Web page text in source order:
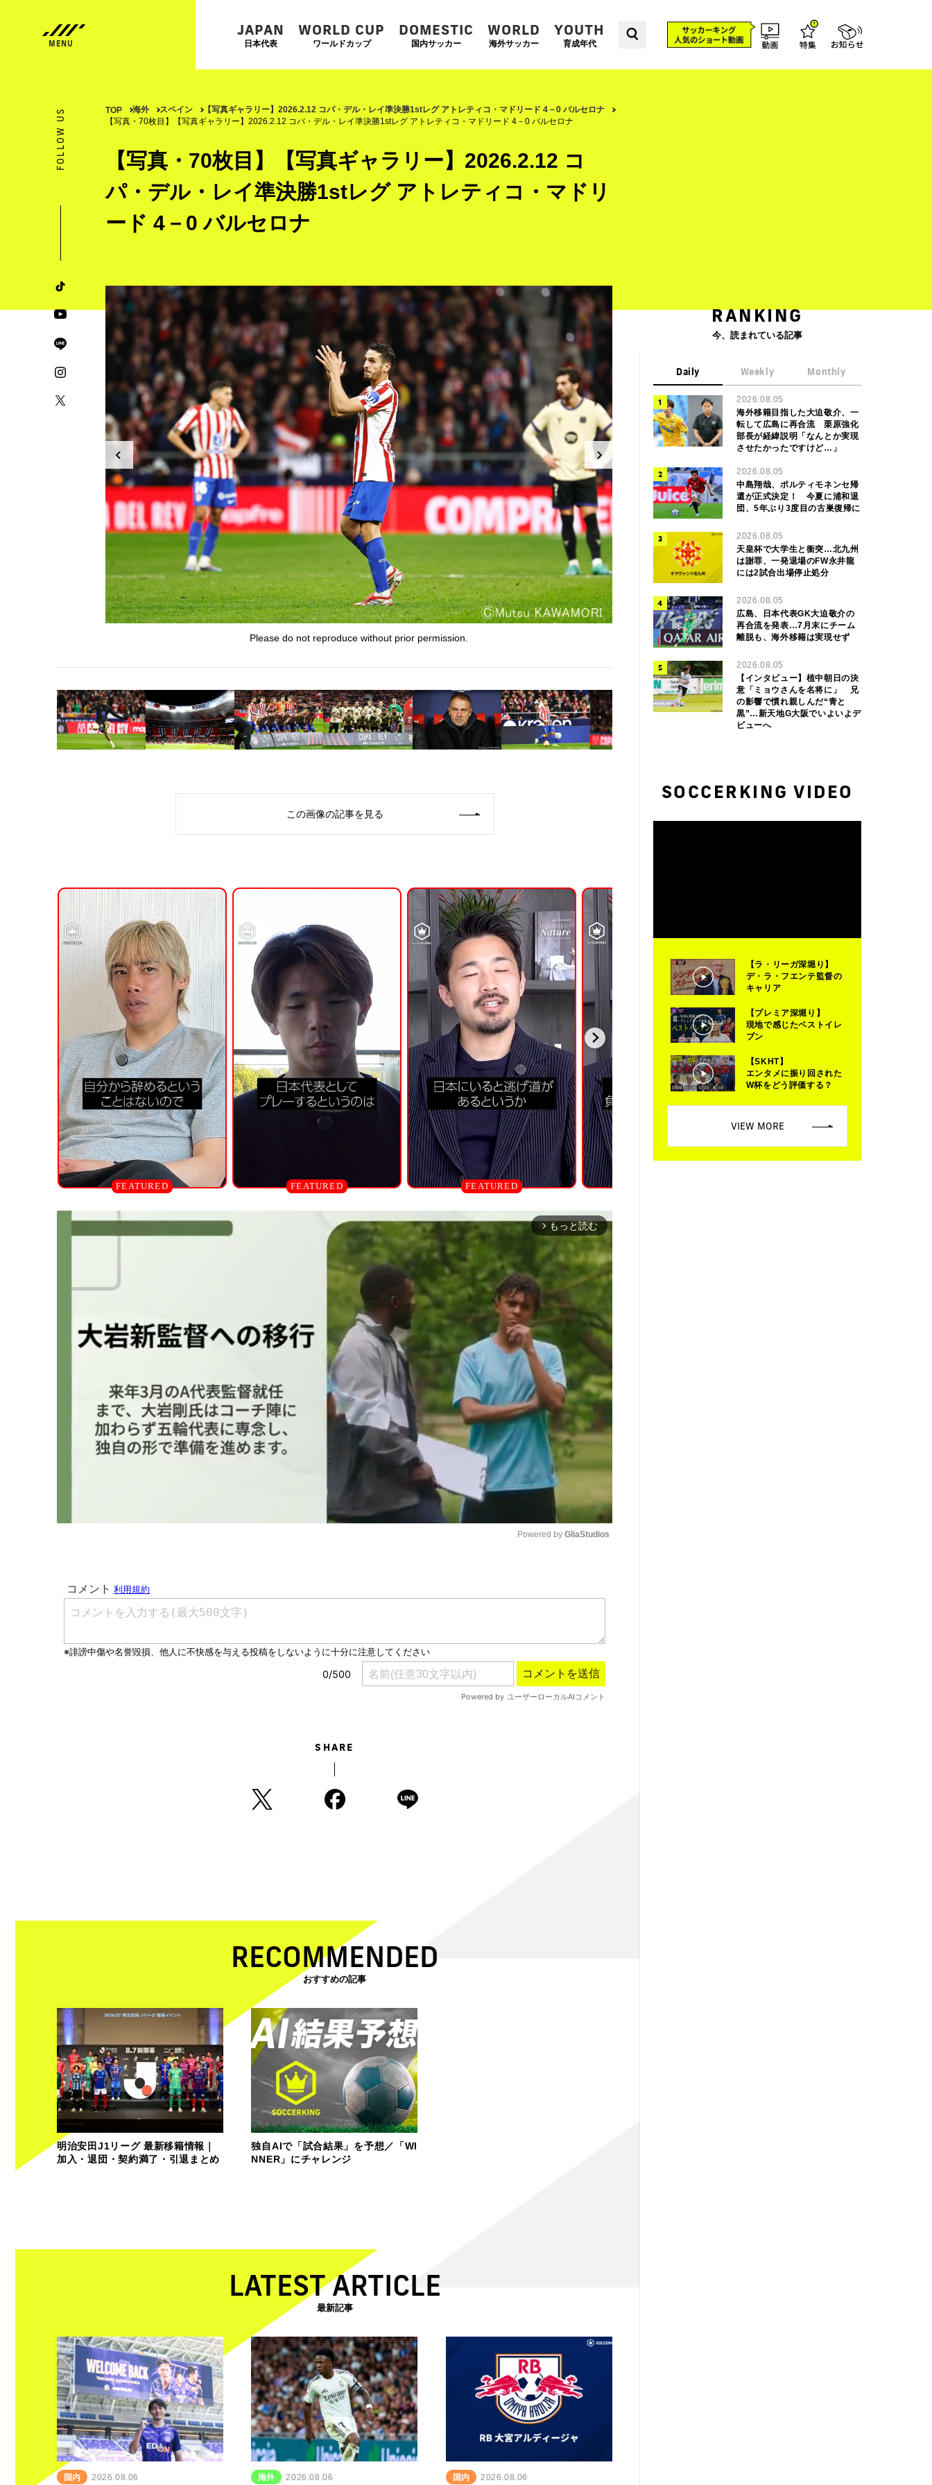
JAPAN
日本代表
WORLD CUP
ワールドカップ
DOMESTIC
国内サッカー
WORLD
海外サッカー
YOUTH
育成年代
FOLLOW US TOP 海外 スペイン
【写真ギャラリー】2026.2.12 コパ・デル・レイ準決勝1stレグ アトレティコ・マドリード 4－0 バルセロナ
【写真・70枚目】【写真ギャラリー】2026.2.12 コパ・デル・レイ準決勝1stレグ アトレティコ・マドリード 4－0 バルセロナ
【写真・70枚目】【写真ギャラリー】2026.2.12 コ
パ・デル・レイ準決勝1stレグ アトレティコ・マドリ
ード 4－0 バルセロナ
Please do not reproduce without prior permission.
この画像の記事を見る
arrow_forward_ios もっと読む
Powered by GliaStudios
SHARE
RECOMMENDED
おすすめの記事
明治安田J1リーグ 最新移籍情報｜
加入・退団・契約満了・引退まとめ
独自AIで「試合結果」を予想／「WI
NNER」にチャレンジ
LATEST ARTICLE
最新記事
国内 2026.08.06 海外 2026.08.06 国内 2026.08.06
RANKING
今、読まれている記事
Daily Weekly Monthly
2026.08.05
海外移籍目指した大迫敬介、一
転して広島に再合流 栗原強化
部長が経緯説明「なんとか実現
させたかったですけど…」
2026.08.05
中島翔哉、ポルティモネンセ帰
還が正式決定！ 今夏に浦和退
団、5年ぶり3度目の古巣復帰に
2026.08.05
天皇杯で大学生と衝突…北九州
は謝罪、一発退場のFW永井龍
には2試合出場停止処分
2026.08.05
広島、日本代表GK大迫敬介の
再合流を発表…7月末にチーム
離脱も、海外移籍は実現せず
2026.08.05
【インタビュー】植中朝日の決
意「ミョウさんを名将に」 兄
の影響で慣れ親しんだ“青と
黒”…新天地G大阪でいよいよデ
ビューへ
SOCCERKING VIDEO
【ラ・リーガ深堀り】
デ・ラ・フエンテ監督の
キャリア
【プレミア深堀り】
現地で感じたベストイレ
ブン
【SKHT】
エンタメに振り回された
W杯をどう評価する？
VIEW MORE